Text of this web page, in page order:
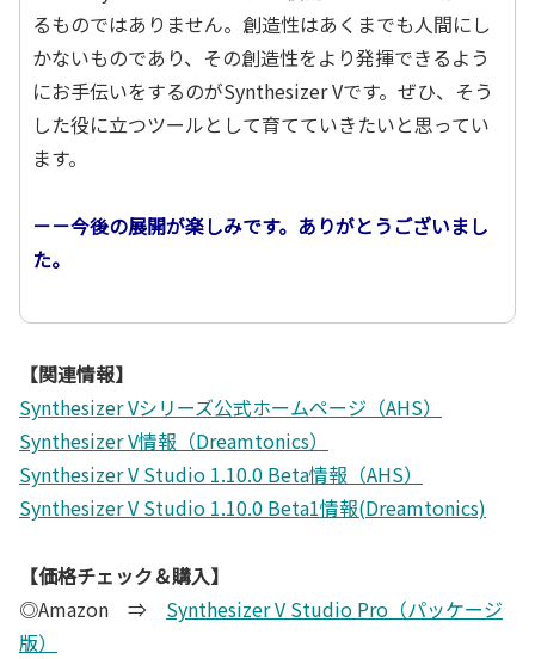
るものではありません。創造性はあくまでも人間にし
かないものであり、その創造性をより発揮できるよう
にお手伝いをするのがSynthesizer Vです。ぜひ、そう
した役に立つツールとして育てていきたいと思ってい
ます。
－－今後の展開が楽しみです。ありがとうございまし
た。
【関連情報】
Synthesizer Vシリーズ公式ホームページ（AHS）
Synthesizer V情報（Dreamtonics）
Synthesizer V Studio 1.10.0 Beta情報（AHS）
Synthesizer V Studio 1.10.0 Beta1情報(Dreamtonics)
【価格チェック＆購入】
◎Amazon ⇒ Synthesizer V Studio Pro（パッケージ
版）